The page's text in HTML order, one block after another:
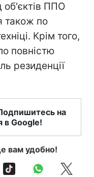
об'єктів ППО
також по
Крім того,
повністю
резиденції
на
в Google!
вам удобно!